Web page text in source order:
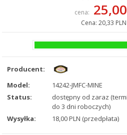
cena:
Cena: 20,33
Producent:
Model:
14242-JMFC-MINE
Status:
dostępny od zaraz
do 3 dni roboczych)
Wysyłka:
18,00 PLN (przedpłata)